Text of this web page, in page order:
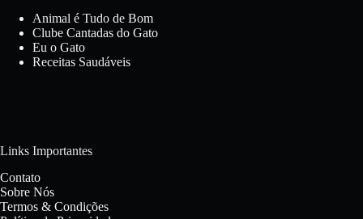
Animal é Tudo de Bom
Clube Cantadas do Gato
Eu o Gato
Receitas Saudáveis
Links Importantes
Contato
Sobre Nós
Termos & Condições